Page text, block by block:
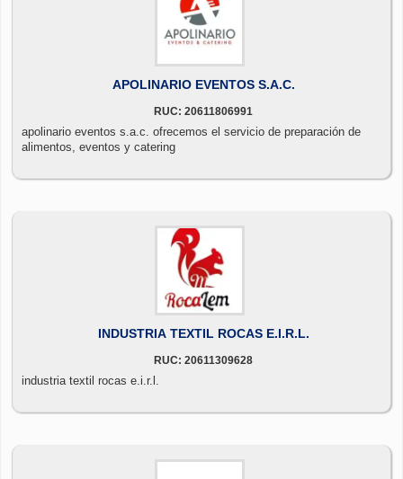
APOLINARIO EVENTOS S.A.C.
RUC: 20611806991
apolinario eventos s.a.c. ofrecemos el servicio de preparación de
alimentos, eventos y catering
INDUSTRIA TEXTIL ROCAS E.I.R.L.
RUC: 20611309628
industria textil rocas e.i.r.l.